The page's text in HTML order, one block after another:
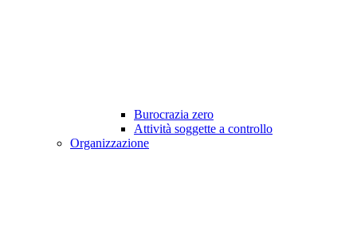
Burocrazia zero
Attività soggette a controllo
Organizzazione